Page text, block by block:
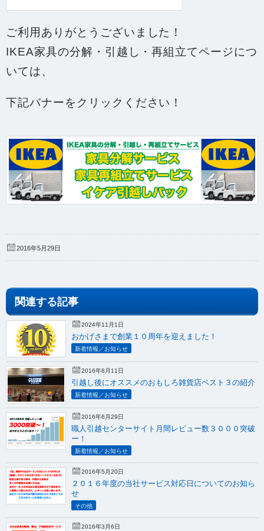
ご利用ありがとうございました！
IKEA家具の分解・引越し・再組立てページにつ
いては、
下記バナーをクリックください！
2016年5月29日
関連する記事
2024年11月1日
おかげさまで創業１０周年を迎えました！
新着情報／お知らせ
2016年8月11日
引越し後にオススメのおもしろ雑貨店ベスト３の紹介
新着情報／お知らせ
2016年6月29日
職人引越センターサイト月間レビュー数３０００突破
ー！
新着情報／お知らせ
2016年5月20日
２０１６年度の当社サービス対応日についてのお知ら
せ
その他
2016年3月6日